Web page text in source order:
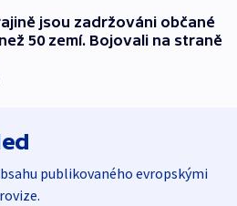
jsou zadržováni občané
50 zemí. Bojovali na straně
publikovaného evropskými